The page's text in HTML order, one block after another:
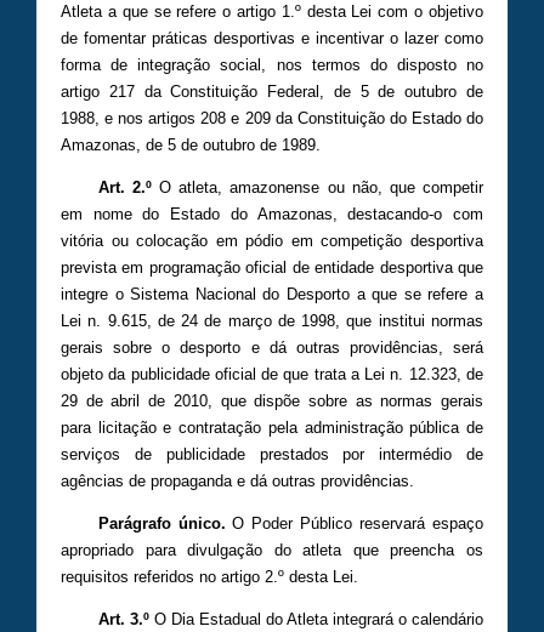
Atleta a que se refere o artigo 1.º desta Lei com o objetivo
de fomentar práticas desportivas e incentivar o lazer como
forma de integração social, nos termos do disposto no
artigo 217 da Constituição Federal, de 5 de outubro de
1988, e nos artigos 208 e 209 da Constituição do Estado do
Amazonas, de 5 de outubro de 1989.
Art. 2.ºO atleta, amazonense ou não, que competir
em nome do Estado do Amazonas, destacando-o com
vitória ou colocação em pódio em competição desportiva
prevista em programação oficial de entidade desportiva que
integre o Sistema Nacional do Desporto a que se refere a
Lei n. 9.615, de 24 de março de 1998, que institui normas
gerais sobre o desporto e dá outras providências, será
objeto da publicidade oficial de que trata a Lei n. 12.323, de
29 de abril de 2010, que dispõe sobre as normas gerais
para licitação e contratação pela administração pública de
serviços de publicidade prestados por intermédio de
agências de propaganda e dá outras providências.
Parágrafo único. O Poder Público reservará espaço
apropriado para divulgação do atleta que preencha os
requisitos referidos no artigo 2.º desta Lei.
Art. 3.ºO Dia Estadual do Atleta integrará o calendário